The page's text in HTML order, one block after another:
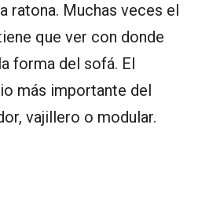
ratona. Muchas veces el
que ver con donde
forma del sofá. El
más importante del
vajillero o modular.